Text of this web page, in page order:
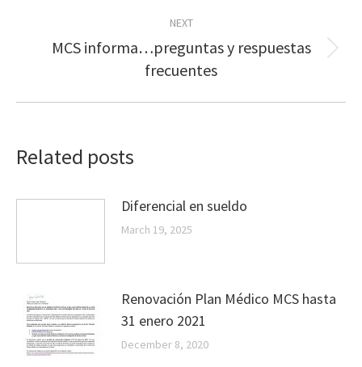
NEXT
Next
post:
MCS informa…preguntas y respuestas
frecuentes
Related posts
Diferencial en sueldo
March 19, 2025
Renovación Plan Médico MCS hasta
31 enero 2021
December 8, 2020